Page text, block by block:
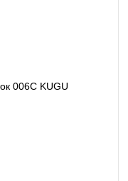
006C KUGU